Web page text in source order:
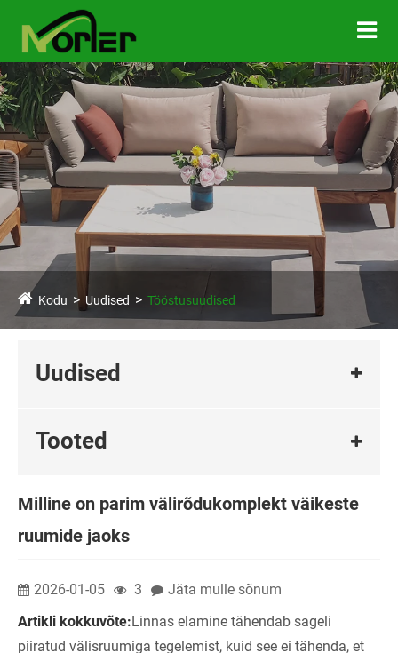
Kodu Uudised Tööstusuudised
Uudised
Tooted
Milline on parim välirõdukomplekt väikeste
ruumide jaoks
2026-01-05 3
Jäta mulle sõnum
Artikli kokkuvõte:Linnas elamine tähendab sageli
piiratud välisruumiga tegelemist, kuid see ei tähenda, et